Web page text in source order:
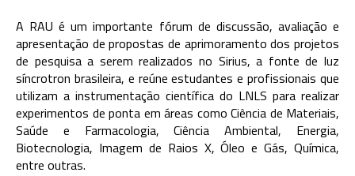
A RAU é um importante fórum de discussão, avaliação e
apresentação de propostas de aprimoramento dos projetos
de pesquisa a serem realizados no Sirius, a fonte de luz
síncrotron brasileira, e reúne estudantes e profissionais que
utilizam a instrumentação científica do LNLS para realizar
experimentos de ponta em áreas como Ciência de Materiais,
Saúde e Farmacologia, Ciência Ambiental, Energia,
Biotecnologia, Imagem de Raios X, Óleo e Gás, Química,
entre outras.